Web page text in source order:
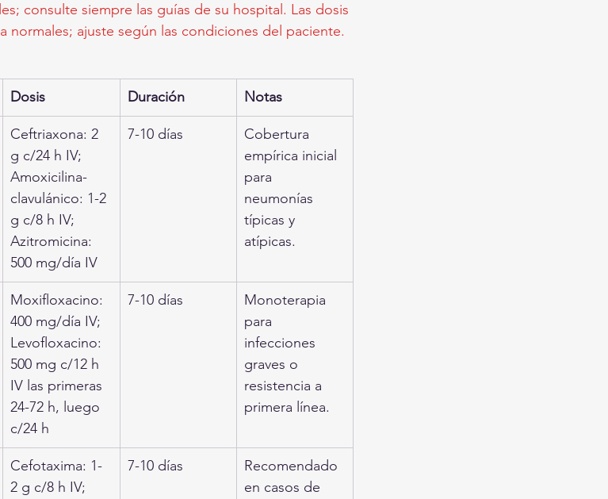
consulte siempre las guías de su hospital. Las dosis
normales; ajuste según las condiciones del paciente.
Dosis Duración Notas
Ceftriaxona: 2
g c/24 h IV;
Amoxicilina-
clavulánico: 1-2
g c/8 h IV;
Azitromicina:
500 mg/día IV
7-10 días
Cobertura
empírica inicial
para
neumonías
típicas y
atípicas.
Moxifloxacino:
400 mg/día IV;
Levofloxacino:
500 mg c/12 h
IV las primeras
24-72 h, luego
c/24 h
7-10 días
Monoterapia
para
infecciones
graves o
resistencia a
primera línea.
Cefotaxima: 1-
2 g c/8 h IV;
7-10 días
Recomendado
en casos de